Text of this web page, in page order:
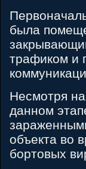
была
трафиком и
Несмотря
данном
объекта во
бортовых